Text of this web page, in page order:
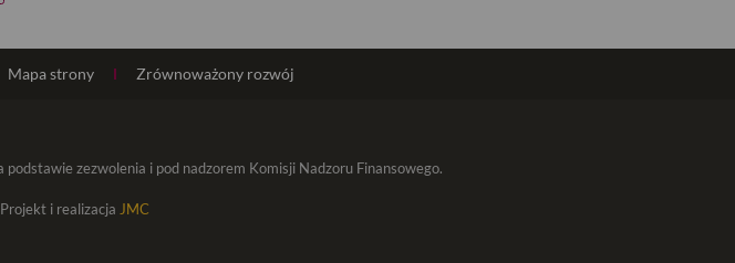
Mapa strony Zrównoważony rozwój
zezwolenia i pod nadzorem Komisji Nadzoru Finansowego.
Projekt i realizacjaJMC